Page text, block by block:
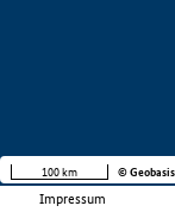
Impressum
100 km ©